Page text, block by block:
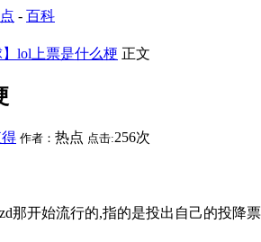
- 百科
】lol上票是什么梗 正文
作者： 热点 点击:256次
那开始流行的,指的是投出自己的投降